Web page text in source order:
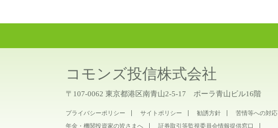
コモンズ投信株式会社
〒107-0062 東京都港区南青山2-5-17 ポーラ青山ビル16階
プライバシーポリシー サイトポリシー 勧誘方針 苦情等への対応
年金・機関投資家の皆さまへ
証券取引等監視委員会情報提供窓口